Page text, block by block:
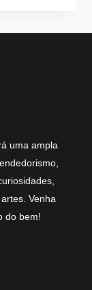
uma ampla
Venha
do bem!